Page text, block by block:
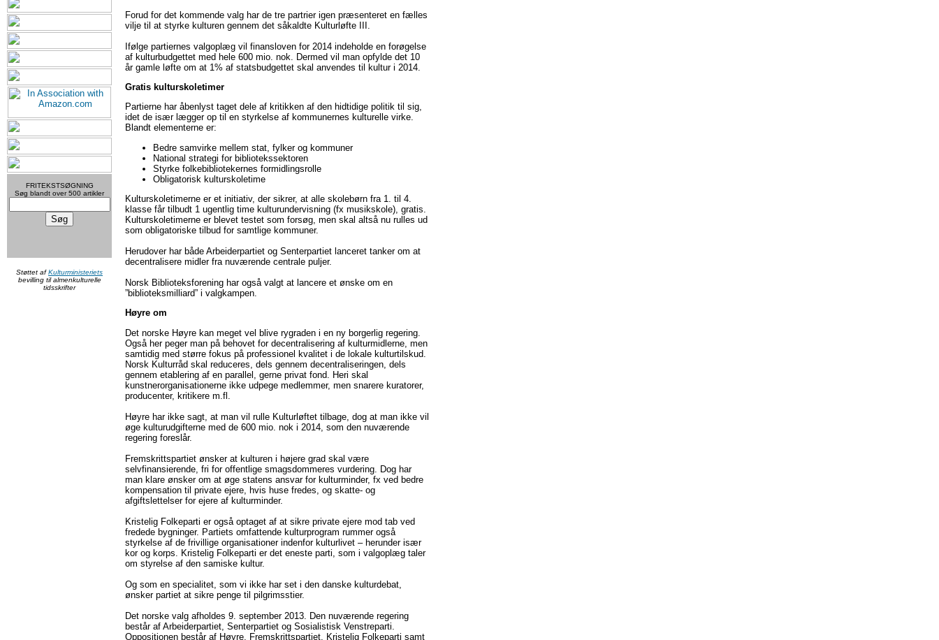
FRITEKSTSØGNING
Søg blandt over 500 artikler
Støttet afKulturministeriets
bevilling til almenkulturelle
tidsskrifter
Forud for det kommende valg har de tre partrier igen præsenteret en fælles
vilje til at styrke kulturen gennem det såkaldte Kulturløfte III.
Ifølge partiernes valgoplæg vil finansloven for 2014 indeholde en forøgelse
af kulturbudgettet med hele 600 mio. nok. Dermed vil man opfylde det 10
år gamle løfte om at 1% af statsbudgettet skal anvendes til kultur i 2014.
Gratis kulturskoletimer
Partierne har åbenlyst taget dele af kritikken af den hidtidige politik til sig,
idet de især lægger op til en styrkelse af kommunernes kulturelle virke.
Blandt elementerne er:
Bedre samvirke mellem stat, fylker og kommuner
National strategi for bibliotekssektoren
Styrke folkebibliotekernes formidlingsrolle
Obligatorisk kulturskoletime
Kulturskoletimerne er et initiativ, der sikrer, at alle skolebørn fra 1. til 4.
klasse får tilbudt 1 ugentlig time kulturundervisning (fx musikskole), gratis.
Kulturskoletimerne er blevet testet som forsøg, men skal altså nu rulles ud
som obligatoriske tilbud for samtlige kommuner.
Herudover har både Arbeiderpartiet og Senterpartiet lanceret tanker om at
decentralisere midler fra nuværende centrale puljer.
Norsk Biblioteksforening har også valgt at lancere et ønske om en
”biblioteksmilliard” i valgkampen.
Høyre om
Det norske Høyre kan meget vel blive rygraden i en ny borgerlig regering.
Også her peger man på behovet for decentralisering af kulturmidlerne, men
samtidig med større fokus på professionel kvalitet i de lokale kulturtilskud.
Norsk Kulturråd skal reduceres, dels gennem decentraliseringen, dels
gennem etablering af en parallel, gerne privat fond. Heri skal
kunstnerorganisationerne ikke udpege medlemmer, men snarere kuratorer,
producenter, kritikere m.fl.
Høyre har ikke sagt, at man vil rulle Kulturløftet tilbage, dog at man ikke vil
øge kulturudgifterne med de 600 mio. nok i 2014, som den nuværende
regering foreslår.
Fremskrittspartiet ønsker at kulturen i højere grad skal være
selvfinansierende, fri for offentlige smagsdommeres vurdering. Dog har
man klare ønsker om at øge statens ansvar for kulturminder, fx ved bedre
kompensation til private ejere, hvis huse fredes, og skatte- og
afgiftslettelser for ejere af kulturminder.
Kristelig Folkeparti er også optaget af at sikre private ejere mod tab ved
fredede bygninger. Partiets omfattende kulturprogram rummer også
styrkelse af de frivillige organisationer indenfor kulturlivet – herunder især
kor og korps. Kristelig Folkeparti er det eneste parti, som i valgoplæg taler
om styrelse af den samiske kultur.
Og som en specialitet, som vi ikke har set i den danske kulturdebat,
ønsker partiet at sikre penge til pilgrimsstier.
Det norske valg afholdes 9. september 2013. Den nuværende regering
består af Arbeiderpartiet, Senterpartiet og Sosialistisk Venstreparti.
Oppositionen består af Høyre, Fremskrittspartiet, Kristelig Folkeparti samt